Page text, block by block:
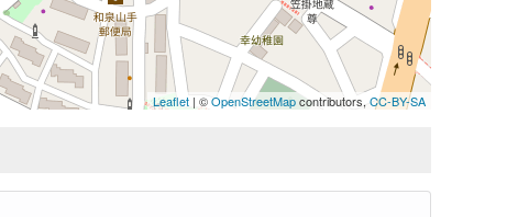
Leaflet | ©OpenStreetMapcontributors, CC-BY-SA